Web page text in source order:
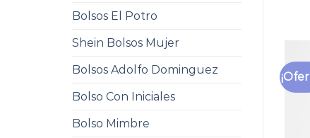
Bolsos El Potro
Shein Bolsos Mujer
Bolsos Adolfo Dominguez
Bolso Con Iniciales
Bolso Mimbre